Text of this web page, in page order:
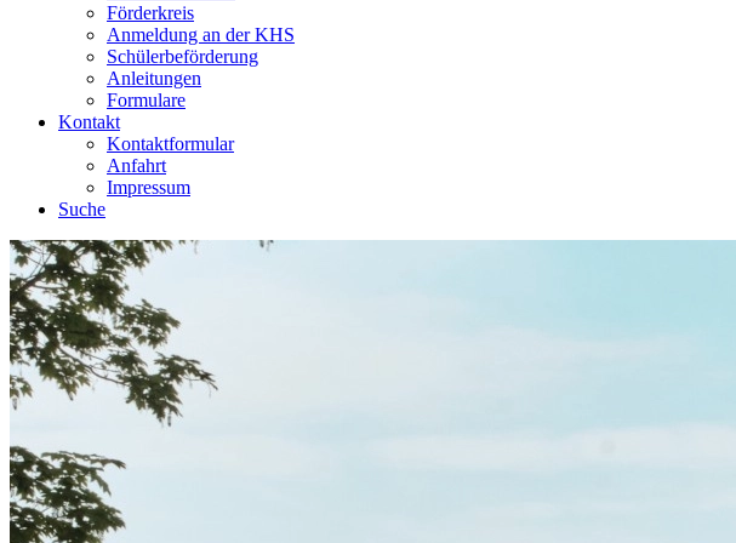
Förderkreis
Anmeldung an der KHS
Schülerbeförderung
Anleitungen
Formulare
Kontakt
Kontaktformular
Anfahrt
Impressum
Suche